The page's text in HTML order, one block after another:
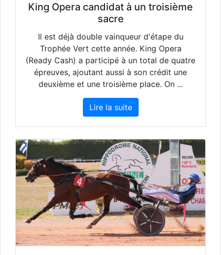
King Opera candidat à un troisième
sacre
Il est déjà double vainqueur d'étape du
Trophée Vert cette année. King Opera
(Ready Cash) a participé à un total de quatre
épreuves, ajoutant aussi à son crédit une
deuxième et une troisième place. On ...
Lire la suite